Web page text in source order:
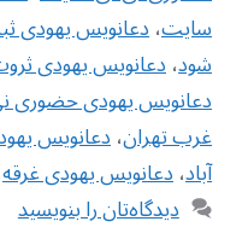
سایت،دعانویس یهودی
شود،دعانویس یهودی
دعانویس یهودی حضوری
غرب تهران،دعانویس
آباد،دعانویس یهودی غرقه
دیدگاه‌تان را بنویسید